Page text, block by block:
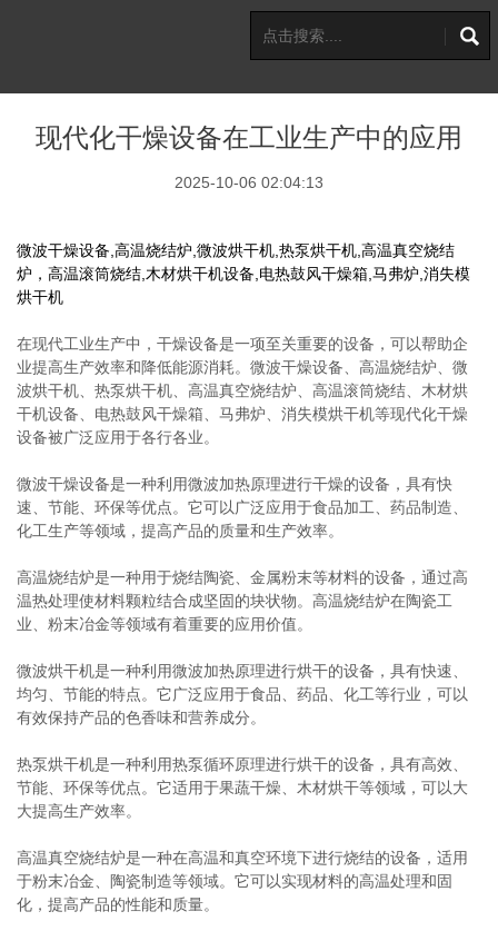
现代化干燥设备在工业生产中的应用
2025-10-06 02:04:13
微波干燥设备,高温烧结炉,微波烘干机,热泵烘干机,高温真空烧结
炉，高温滚筒烧结,木材烘干机设备,电热鼓风干燥箱,马弗炉,消失模
烘干机
在现代工业生产中，干燥设备是一项至关重要的设备，可以帮助企
业提高生产效率和降低能源消耗。微波干燥设备、高温烧结炉、微
波烘干机、热泵烘干机、高温真空烧结炉、高温滚筒烧结、木材烘
干机设备、电热鼓风干燥箱、马弗炉、消失模烘干机等现代化干燥
设备被广泛应用于各行各业。
微波干燥设备是一种利用微波加热原理进行干燥的设备，具有快
速、节能、环保等优点。它可以广泛应用于食品加工、药品制造、
化工生产等领域，提高产品的质量和生产效率。
高温烧结炉是一种用于烧结陶瓷、金属粉末等材料的设备，通过高
温热处理使材料颗粒结合成坚固的块状物。高温烧结炉在陶瓷工
业、粉末冶金等领域有着重要的应用价值。
微波烘干机是一种利用微波加热原理进行烘干的设备，具有快速、
均匀、节能的特点。它广泛应用于食品、药品、化工等行业，可以
有效保持产品的色香味和营养成分。
热泵烘干机是一种利用热泵循环原理进行烘干的设备，具有高效、
节能、环保等优点。它适用于果蔬干燥、木材烘干等领域，可以大
大提高生产效率。
高温真空烧结炉是一种在高温和真空环境下进行烧结的设备，适用
于粉末冶金、陶瓷制造等领域。它可以实现材料的高温处理和固
化，提高产品的性能和质量。